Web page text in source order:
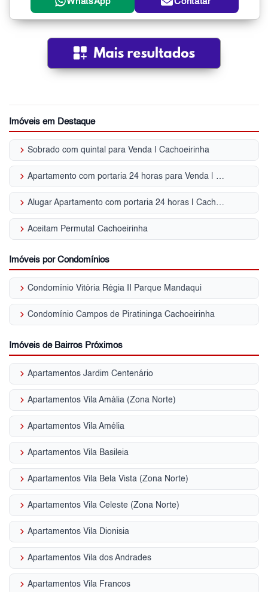
Imóveis em Destaque
keyboard_arrow_right Sobrado com quintal para Venda | Cachoeirinha
keyboard_arrow_right Apartamento com portaria 24 horas para Venda | Cachoeirinha
keyboard_arrow_right Alugar Apartamento com portaria 24 horas | Cachoeirinha
keyboard_arrow_right Aceitam Permuta| Cachoeirinha
Imóveis por Condomínios
keyboard_arrow_right Condomínio Vitória Régia II Parque Mandaqui
keyboard_arrow_right Condomínio Campos de Piratininga Cachoeirinha
Imóveis de Bairros Próximos
keyboard_arrow_right Apartamentos Jardim Centenário
keyboard_arrow_right Apartamentos Vila Amália (Zona Norte)
keyboard_arrow_right Apartamentos Vila Amélia
keyboard_arrow_right Apartamentos Vila Basileia
keyboard_arrow_right Apartamentos Vila Bela Vista (Zona Norte)
keyboard_arrow_right Apartamentos Vila Celeste (Zona Norte)
keyboard_arrow_right Apartamentos Vila Dionisia
keyboard_arrow_right Apartamentos Vila dos Andrades
keyboard_arrow_right Apartamentos Vila Francos